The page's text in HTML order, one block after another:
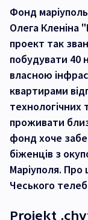
Фонд
Олега Кленіна
проект так
побудувати 40
власною
квартирами
технологічних
проживати
фонд хоче
біженців з
Маріуполя. Про
Чеського
Projekt